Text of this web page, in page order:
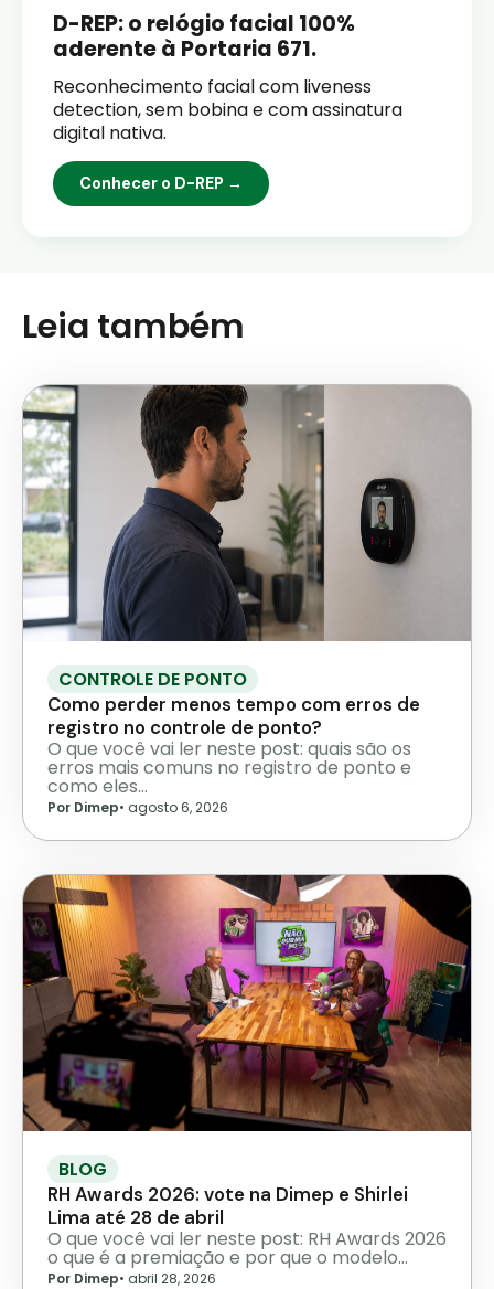
D-REP: o relógio facial 100%
aderente à Portaria 671.
Reconhecimento facial com liveness
detection, sem bobina e com assinatura
digital nativa.
Conhecer o D-REP →
Leia também
CONTROLE DE PONTO
Como perder menos tempo com erros de
registro no controle de ponto?
O que você vai ler neste post: quais são os
erros mais comuns no registro de ponto e
como eles…
Por Dimep• agosto 6, 2026
BLOG
RH Awards 2026: vote na Dimep e Shirlei
Lima até 28 de abril
O que você vai ler neste post: RH Awards 2026
o que é a premiação e por que o modelo…
Por Dimep• abril 28, 2026